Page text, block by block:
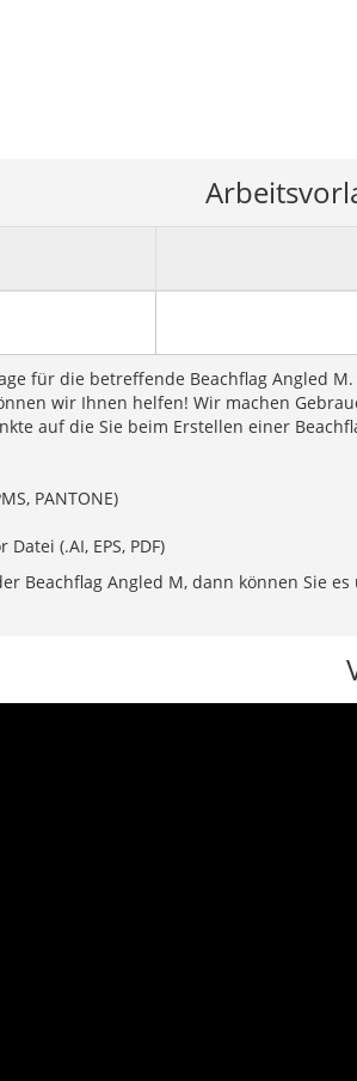
für die betreffende Beachflag Angled
wir Ihnen helfen! Wir machen
auf die Sie beim Erstellen einer
PANTONE)
(.AI, EPS, PDF)
Beachflag Angled M, dann können Sie